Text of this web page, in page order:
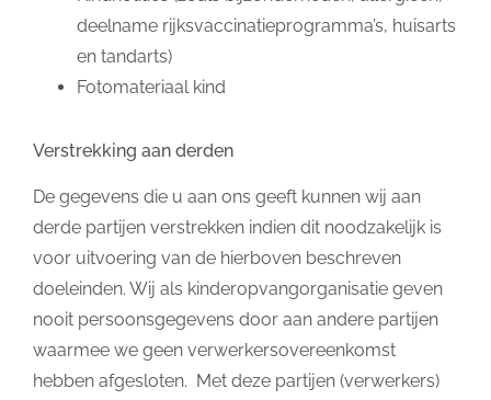
deelname rijksvaccinatieprogramma’s, huisarts
en tandarts)
Fotomateriaal kind
Verstrekking aan derden
De gegevens die u aan ons geeft kunnen wij aan
derde partijen verstrekken indien dit noodzakelijk is
voor uitvoering van de hierboven beschreven
doeleinden. Wij als kinderopvangorganisatie geven
nooit persoonsgegevens door aan andere partijen
waarmee we geen verwerkersovereenkomst
hebben afgesloten. Met deze partijen (verwerkers)